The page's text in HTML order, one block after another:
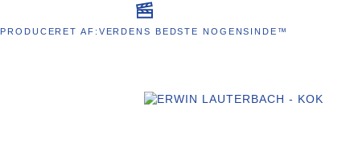
PRODUCERET AF: VERDENS BEDSTE NOGENSINDE™